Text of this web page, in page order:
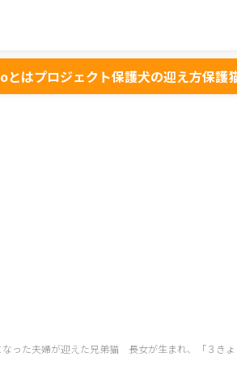
とはプロジェクト保護犬の迎え方保護
なった夫婦が迎えた兄弟猫 長女が生まれ、「３き